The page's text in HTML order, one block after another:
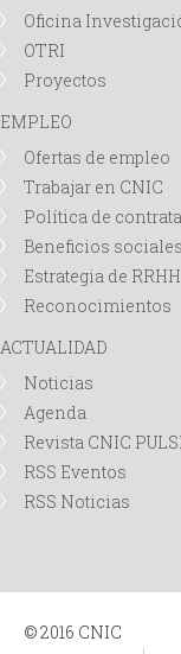
Oficina
OTRI
Proyectos
EMPLEO
Ofertas de empleo
Trabajar en CNIC
Política de
Beneficios sociales
Estrategia de RRHH
Reconocimientos
ACTUALIDAD
Noticias
Agenda
Revista CNIC
RSS Eventos
RSS Noticias
© 2016 CNIC